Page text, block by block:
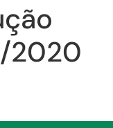
2020